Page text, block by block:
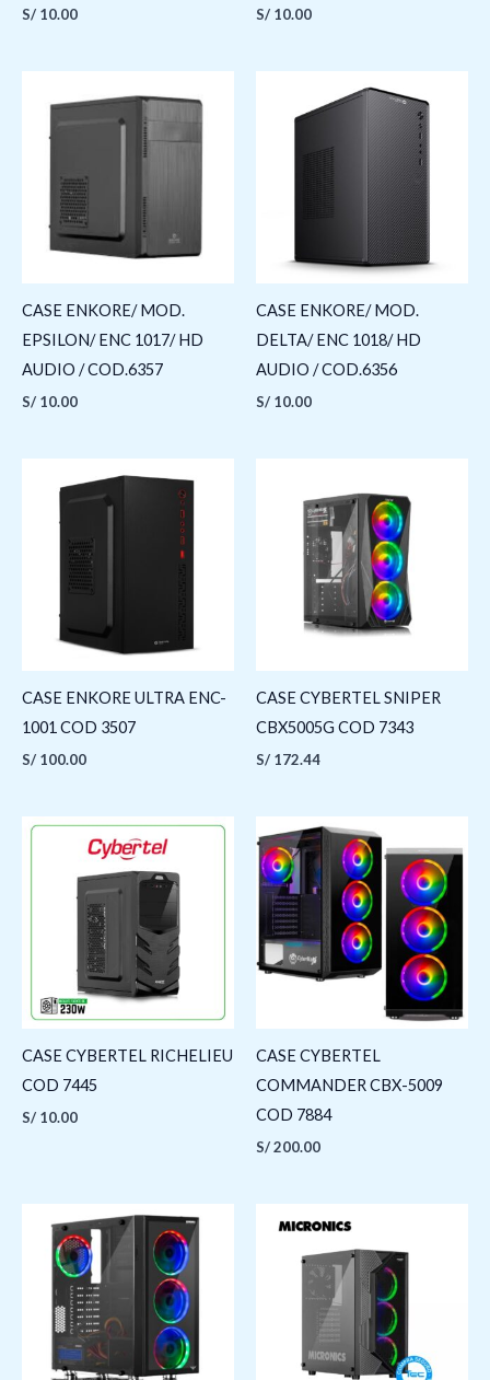
S/ 10.00 S/ 10.00
CASE ENKORE/ MOD.
EPSILON/ ENC 1017/ HD
AUDIO / COD.6357
S/ 10.00
CASE ENKORE/ MOD.
DELTA/ ENC 1018/ HD
AUDIO / COD.6356
S/ 10.00
CASE ENKORE ULTRA ENC-
1001 COD 3507
S/ 100.00
CASE CYBERTEL SNIPER
CBX5005G COD 7343
S/ 172.44
CASE CYBERTEL RICHELIEU
COD 7445
S/ 10.00
CASE CYBERTEL
COMMANDER CBX-5009
COD 7884
S/200.00